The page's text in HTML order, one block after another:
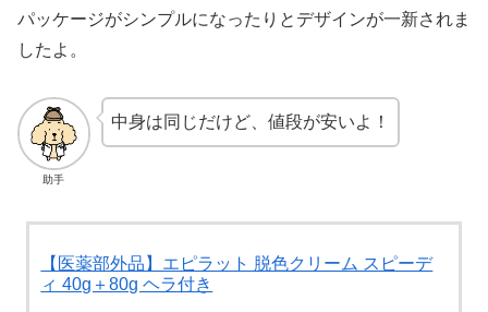
パッケージがシンプルになったりとデザインが一新されま
したよ。
助手
中身は同じだけど、値段が安いよ！
【医薬部外品】エピラット 脱色クリーム スピーデ
ィ 40g＋80g ヘラ付き